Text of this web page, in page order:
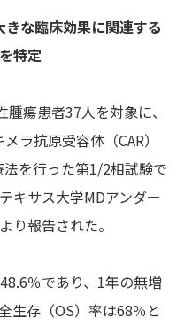
な臨床効果に関連する
特定
瘍患者37人を対象に、
ラ抗原受容体（CAR）
を行った第1/2相試験で
キサス大学MDアンダー
り報告された。
％であり、1年の無増
生存（OS）率は68％と